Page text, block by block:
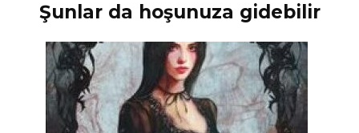
Şunlar da hoşunuza gidebilir